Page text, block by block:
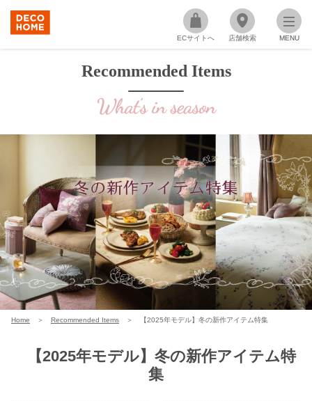
MENU
ECサイトへ 店舗検索
Recommended Items
Home ＞ Recommended Items ＞ 【2025年モデル】冬の新作アイテム特集
【2025年モデル】冬の新作アイテム特
集